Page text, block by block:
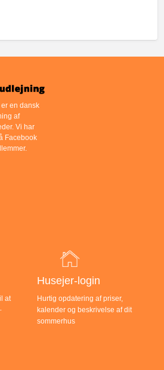
en dansk
af
Vi har
Facebook
at
Husejer-login
Hurtig opdatering af priser,
kalender og beskrivelse af dit
sommerhus